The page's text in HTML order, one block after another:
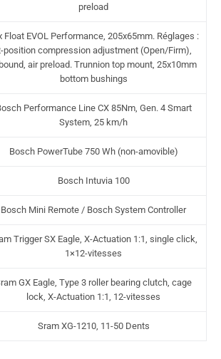
preload
Float EVOL Performance, 205x65mm. Réglages :
position compression adjustment (Open/Firm),
air preload. Trunnion top mount, 25x10mm
bottom bushings
Performance Line CX 85Nm, Gen. 4 Smart
System, 25 km/h
Bosch PowerTube 750 Wh (non-amovible)
Bosch Intuvia 100
Bosch Mini Remote / Bosch System Controller
Trigger SX Eagle, X-Actuation 1:1, single click,
1×12-vitesses
GX Eagle, Type 3 roller bearing clutch, cage
lock, X-Actuation 1:1, 12-vitesses
Sram XG-1210, 11-50 Dents